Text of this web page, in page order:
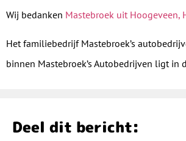
Wij bedanken Mastebroek uit Hoogeveen,
Het familiebedrijf Mastebroek’s
binnen Mastebroek’s Autobedrijven ligt in
Deel dit bericht: